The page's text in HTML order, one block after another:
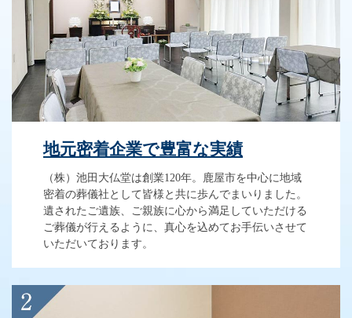
地元密着企業で豊富な実績
（株）池田大仏堂は創業120年。鹿屋市を中心に地域
密着の葬儀社として皆様と共に歩んでまいりました。
遺されたご遺族、ご親族に心から満足していただける
ご葬儀が行えるように、真心を込めてお手伝いさせて
いただいております。